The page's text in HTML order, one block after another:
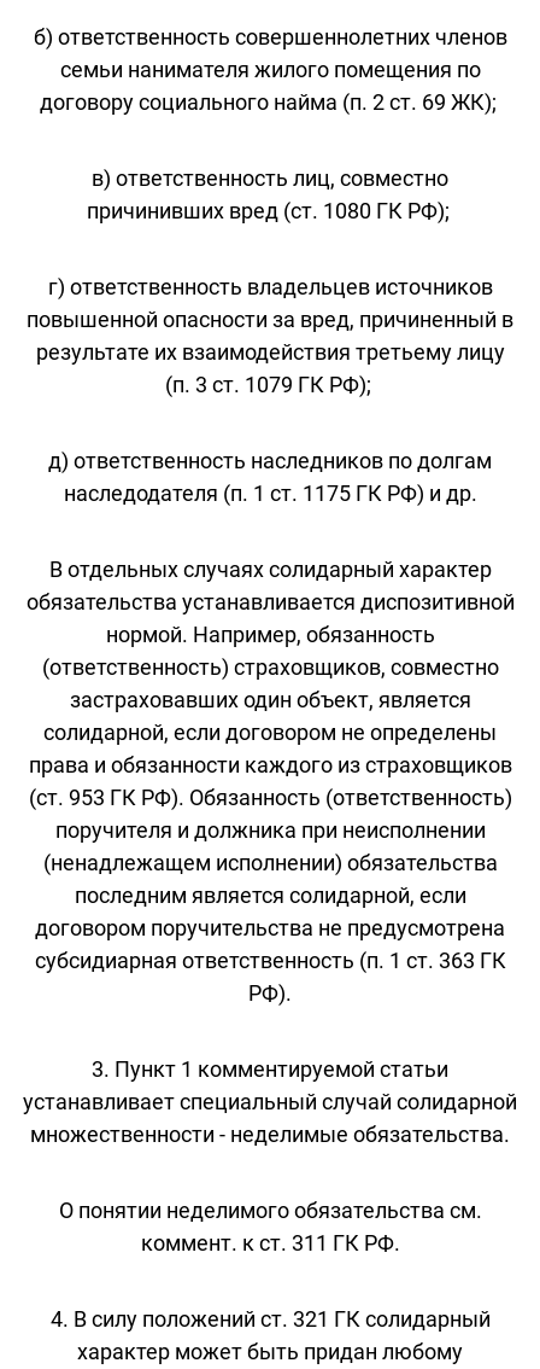
б) ответственность совершеннолетних членов
семьи нанимателя жилого помещения по
договору социального найма (п. 2 ст. 69 ЖК);
в) ответственность лиц, совместно
причинивших вред (ст. 1080 ГК РФ);
г) ответственность владельцев источников
повышенной опасности за вред, причиненный в
результате их взаимодействия третьему лицу
(п. 3 ст. 1079 ГК РФ);
д) ответственность наследников по долгам
наследодателя (п. 1 ст. 1175 ГК РФ) и др.
В отдельных случаях солидарный характер
обязательства устанавливается диспозитивной
нормой. Например, обязанность
(ответственность) страховщиков, совместно
застраховавших один объект, является
солидарной, если договором не определены
права и обязанности каждого из страховщиков
(ст. 953 ГК РФ). Обязанность (ответственность)
поручителя и должника при неисполнении
(ненадлежащем исполнении) обязательства
последним является солидарной, если
договором поручительства не предусмотрена
субсидиарная ответственность (п. 1 ст. 363 ГК
РФ).
3. Пункт 1 комментируемой статьи
устанавливает специальный случай солидарной
множественности - неделимые обязательства.
О понятии неделимого обязательства см.
коммент. к ст. 311 ГК РФ.
4. В силу положений ст. 321 ГК солидарный
характер может быть придан любому